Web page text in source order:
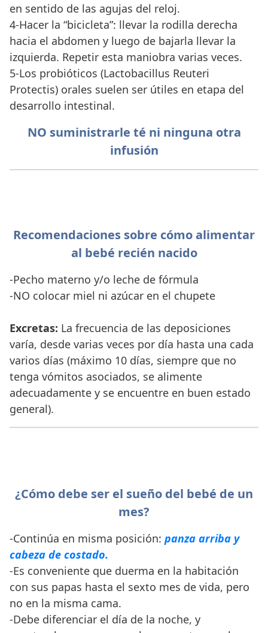
en sentido de las agujas del reloj.
4-Hacer la “bicicleta”: llevar la rodilla derecha
hacia el abdomen y luego de bajarla llevar la
izquierda. Repetir esta maniobra varias veces.
5-Los probióticos (Lactobacillus Reuteri
Protectis) orales suelen ser útiles en etapa del
desarrollo intestinal.
NO suministrarle té ni ninguna otra
infusión
Recomendaciones sobre cómo alimentar
al bebé recién nacido
-Pecho materno y/o leche de fórmula
-NO colocar miel ni azúcar en el chupete
Excretas: La frecuencia de las deposiciones
varía, desde varias veces por día hasta una cada
varios días (máximo 10 días, siempre que no
tenga vómitos asociados, se alimente
adecuadamente y se encuentre en buen estado
general).
¿Cómo debe ser el sueño del bebé de un
mes?
-Continúa en misma posición: panza arriba y
cabeza de costado.
-Es conveniente que duerma en la habitación
con sus papas hasta el sexto mes de vida, pero
no en la misma cama.
-Debe diferenciar el día de la noche, y